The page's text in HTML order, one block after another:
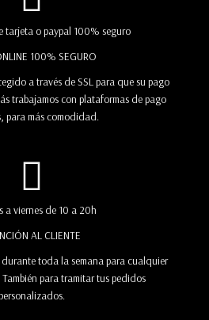
tarjeta o paypal 100% seguro
100% SEGURO
a través de SSL para que su pago
trabajamos con plataformas de pago
para más comodidad.
a viernes de 10 a 20h
AL CLIENTE
toda la semana para cualquier
para tramitar tus pedidos